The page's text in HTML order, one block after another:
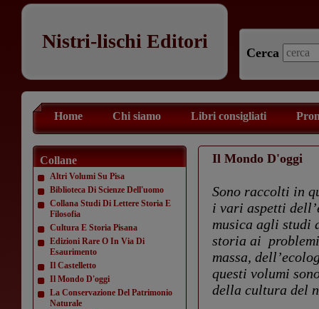
Nistri-lischi Editori
Cerca
Home Chi siamo Libri consigliati
Collane
Altri Volumi Su Pisa
Biblioteca Di Scienze Dell'uomo
Collana Studi Di Lettere Storia E
Filosofia
Cultura E Storia Pisana
Edizioni Rare O In Via Di
Esaurimento
Il Castelletto
Il Mondo D'oggi
La Conservazione Del Patrimonio
Naturale
Il Mondo D'oggi
Sono raccolti in
i vari aspetti
musica agli studi
storia ai
massa,
questi volumi
della cultura del